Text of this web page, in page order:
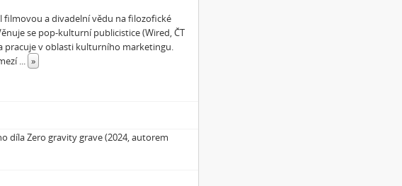
filmovou a divadelní vědu na filozofické
se pop-kulturní publicistice (Wired, ČT
pracuje v oblasti kulturního marketingu.
... »
díla Zero gravity grave (2024, autorem